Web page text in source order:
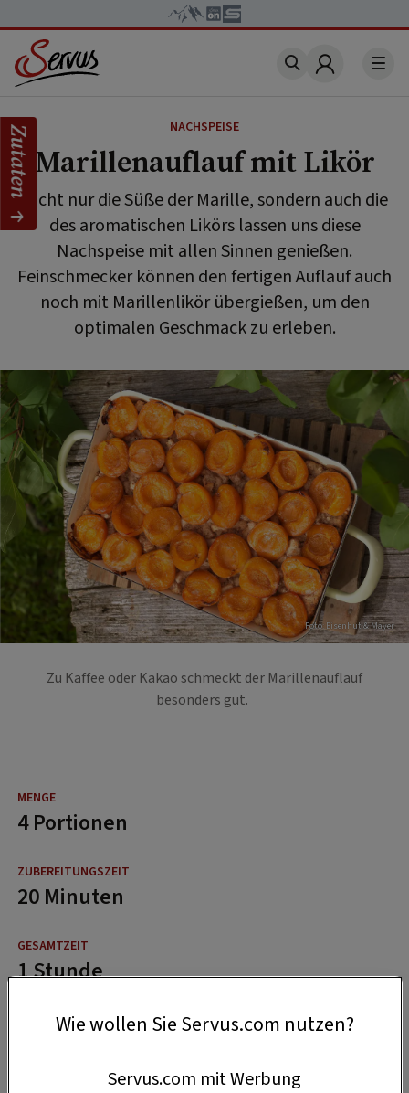
Account
NACHSPEISE
Marillenauflauf mit Likör
Nicht nur die Süße der Marille, sondern auch die
des aromatischen Likörs lassen uns diese
Nachspeise mit allen Sinnen genießen.
Feinschmecker können den fertigen Auflauf auch
noch mit Marillenlikör übergießen, um den
optimalen Geschmack zu erleben.
Foto: Eisenhut & Mayer
Zu Kaffee oder Kakao schmeckt der Marillenauflauf
besonders gut.
4 Portionen
20 Minuten
1 Stunde
Zutaten
Wie wollen Sie Servus.com nutzen?
Servus.com mit Werbung